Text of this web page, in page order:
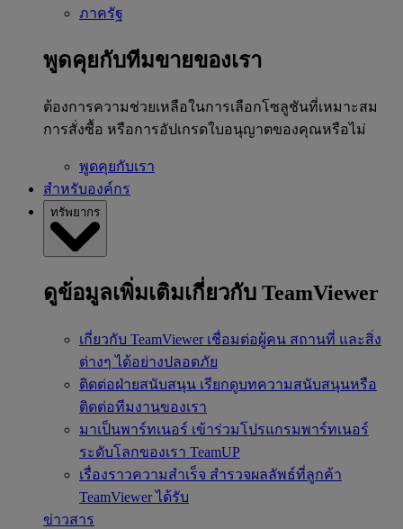
ภาครัฐ
พูดคุยกับทีมขายของเรา
ต้องการความช่วยเหลือในการเลือกโซลูชันที่เหมาะสม
การสั่งซื้อ หรือการอัปเกรดใบอนุญาตของคุณหรือไม่
พูดคุยกับเรา
สำหรับองค์กร
ทรัพยากร
ดูข้อมูลเพิ่มเติมเกี่ยวกับ TeamViewer
เกี่ยวกับ TeamViewer เชื่อมต่อผู้คน สถานที่ และสิ่ง
ต่างๆ ได้อย่างปลอดภัย
ติดต่อฝ่ายสนับสนุน เรียกดูบทความสนับสนุนหรือ
ติดต่อทีมงานของเรา
มาเป็นพาร์ทเนอร์ เข้าร่วมโปรแกรมพาร์ทเนอร์
ระดับโลกของเรา TeamUP
เรื่องราวความสำเร็จ สำรวจผลลัพธ์ที่ลูกค้า
TeamViewer ได้รับ
ข่าวสาร